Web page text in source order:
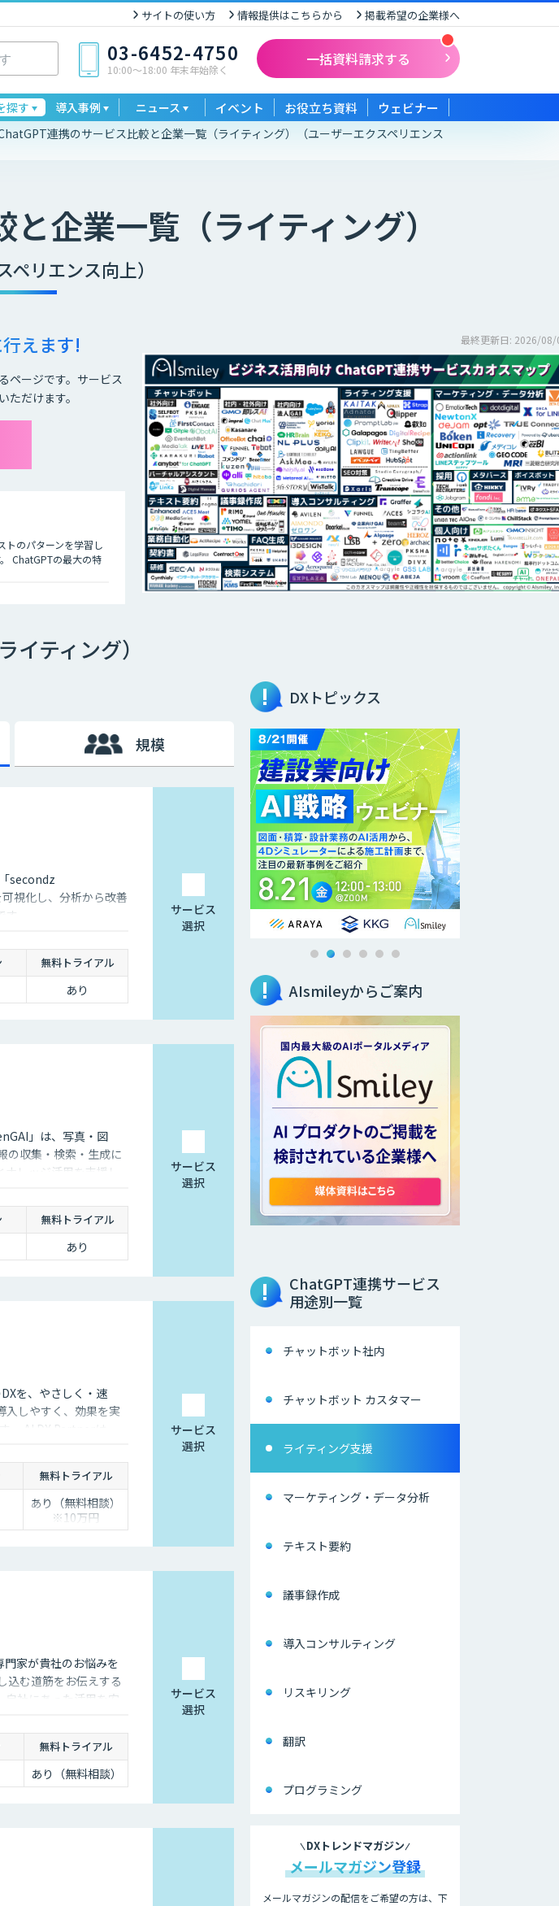
サイトの使い方 情報提供はこちらから 掲載希望の企業様へ
03-6452-4750
10:00〜18:00 年末年始除く
一括資料請求する
探す 導入事例 ニュース イベント お役立ち資料 ウェビナー
連携のサービス比較と企業一覧（ライティング）
（ユーザーエクスペリエンス
企業一覧（ライティング）
ペリエンス向上）
えます!
ページです。サービス
だけます。
最終更新日: 2026/08/
トのパターンを学習し
ChatGPTの最大の特
ティング）
規模
secondz
視化し、分析から改善
。
無料トライアル
あり
サービス
選択
」は、写真・図
の収集・検索・生成に
レッジ活用を支援し
無料トライアル
あり
サービス
選択
を、やさしく・速
入しやすく、効果を実
。 AI DX Partnerは、
中小企業のための“現
す。 私たちは、コン
DX』を実現します。
無料トライアル
あり（無料相談）
※10万円
サービス
選択
家が貴社のお悩みを
込む道筋をお伝えする
自社にあった活用を安
無料トライアル
あり（無料相談）
サービス
選択
DXトピックス
AIsmileyからご案内
ChatGPT連携サービス
用途別一覧
チャットボット社内
チャットボット カスタマー
ライティング支援
マーケティング・データ分析
テキスト要約
議事録作成
導入コンサルティング
リスキリング
翻訳
プログラミング
DXトレンドマガジン
メールマガジン登録
メールマガジンの配信をご希望の方は、下